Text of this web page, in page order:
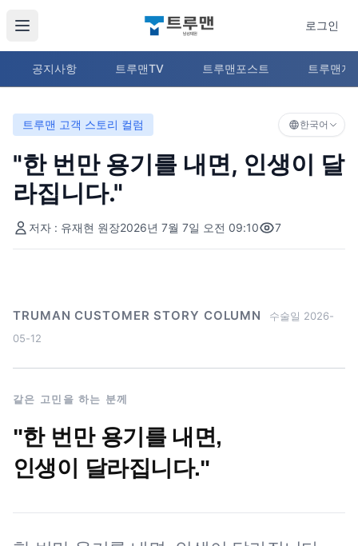
로그인
공지사항 트루맨TV 트루맨포스트 트루맨지
트루맨 고객 스토리 컬럼 한국어
"한 번만 용기를 내면, 인생이 달
라집니다."
저자 : 유재현 원장2026년 7월 7일 오전 09:10 7
TRUMAN CUSTOMER STORY COLUMN
수술일 2026-
05-12
같은 고민을 하는 분께
"한 번만 용기를 내면,
인생이 달라집니다."